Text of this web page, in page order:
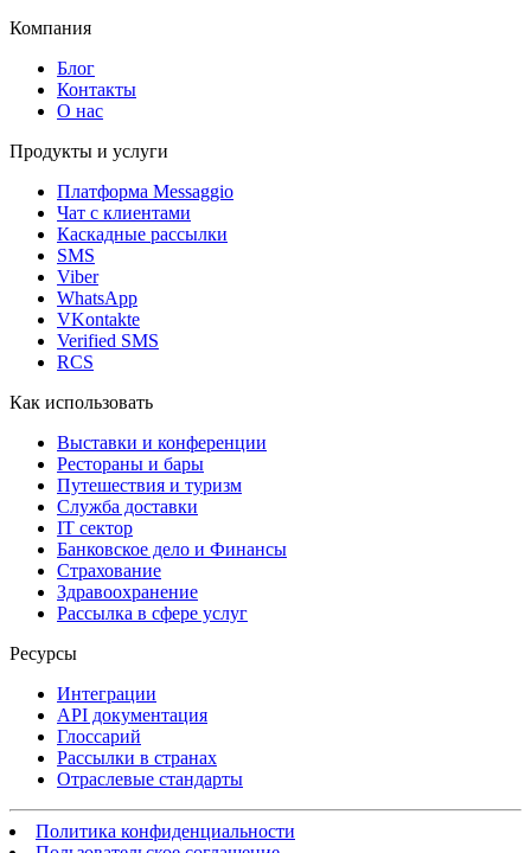
Компания
Блог
Контакты
О нас
Продукты и услуги
Платформа Messaggio
Чат с клиентами
Каскадные рассылки
SMS
Viber
WhatsApp
VKontakte
Verified SMS
RCS
Как использовать
Выставки и конференции
Рестораны и бары
Путешествия и туризм
Служба доставки
IT сектор
Банковское дело и Финансы
Страхование
Здравоохранение
Рассылка в сфере услуг
Ресурсы
Интеграции
API документация
Глоссарий
Рассылки в странах
Отраслевые стандарты
Политика конфиденциальности